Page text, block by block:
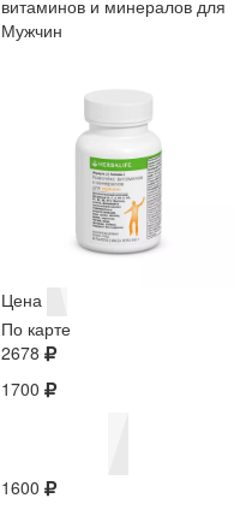
витаминов и минералов для
Мужчин
Цена
По карте
2678
1700
1600